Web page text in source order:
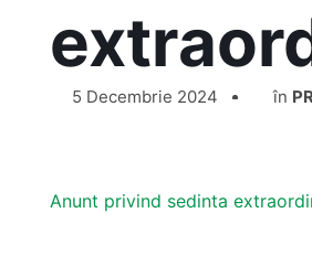
5 Decembrie 2024 în
Anunt privind sedinta